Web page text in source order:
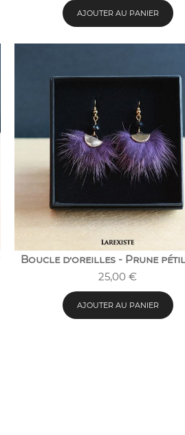
AJOUTER AU PANIER
Boucle d’oreilles - Prune
25,00 €
AJOUTER AU PANIER